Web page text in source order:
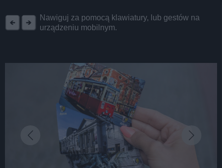
Nawiguj za pomocą klawiatury, lub gestów na
urządzeniu mobilnym.